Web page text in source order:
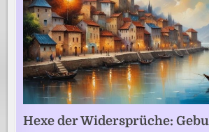
Hexe der Widersprüche: